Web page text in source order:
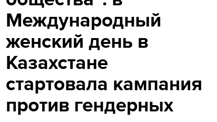
Международный
женский день в
Казахстане
стартовала кампания
против гендерных